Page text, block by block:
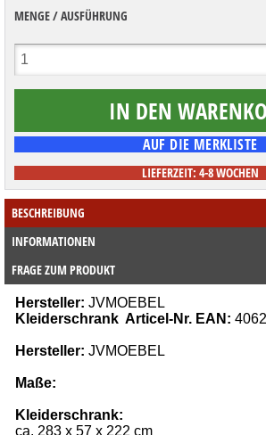
MENGE / AUSFÜHRUNG
LIEFERZEIT: 4-8 WOCHEN
BESCHREIBUNG
INFORMATIONEN
FRAGE ZUM PRODUKT
Hersteller: JVMOEBEL
Kleiderschrank Articel-Nr. EAN:
Hersteller: JVMOEBEL
Maße:
Kleiderschrank:
ca. 283 x 57 x 222 cm